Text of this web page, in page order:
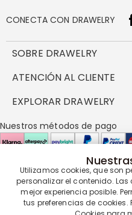
CONECTA CON DRAWELRY
SOBRE DRAWELRY
Sobre nosotros
política de privacidad
Preguntas frecuentes
ATENCIÓN AL CLIENTE
Envío y entrega
Devolución en 60 días
Cómo cuidar
EXPLORAR DRAWELRY
Drawelry Prime
Programa de
Nuestros métodos de pago
Nuestros socios de entrega
Utilizamos cookies, que son
personalizar el contenido.
mejor experiencia posible.
tus preferencias de cookies.